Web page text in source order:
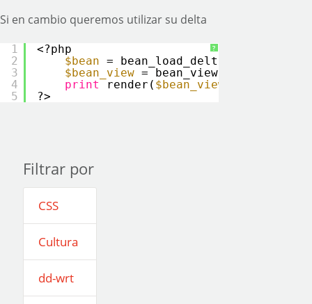
Si en cambio queremos utilizar su delta
?
1
2
3
4
5
<?php
$bean = bean_load_delta(
$bean_view = bean_view(
print
render( $bean_view
?>
Filtrar por
CSS
Cultura
dd-wrt